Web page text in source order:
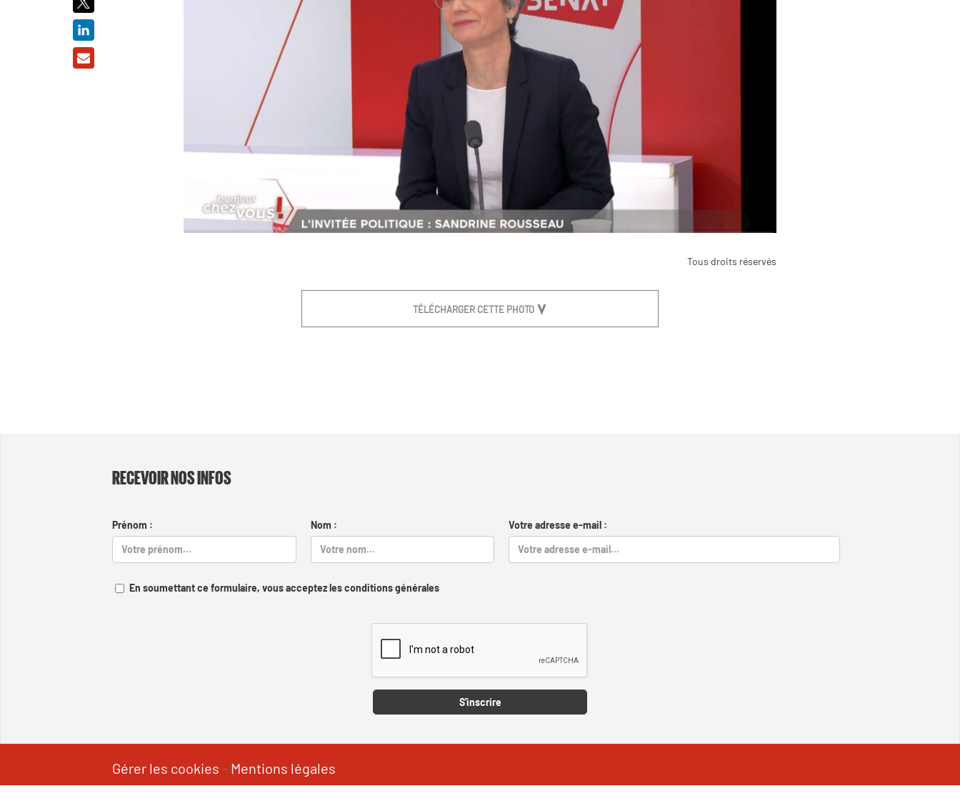
Tous droits réservés
TÉLÉCHARGER CETTE PHOTO
RECEVOIR NOS INFOS
Prénom : Nom : Votre adresse e-mail :
En soumettant ce formulaire, vous acceptez les conditions générales
S'inscrire
Gérer les cookies - Mentions légales